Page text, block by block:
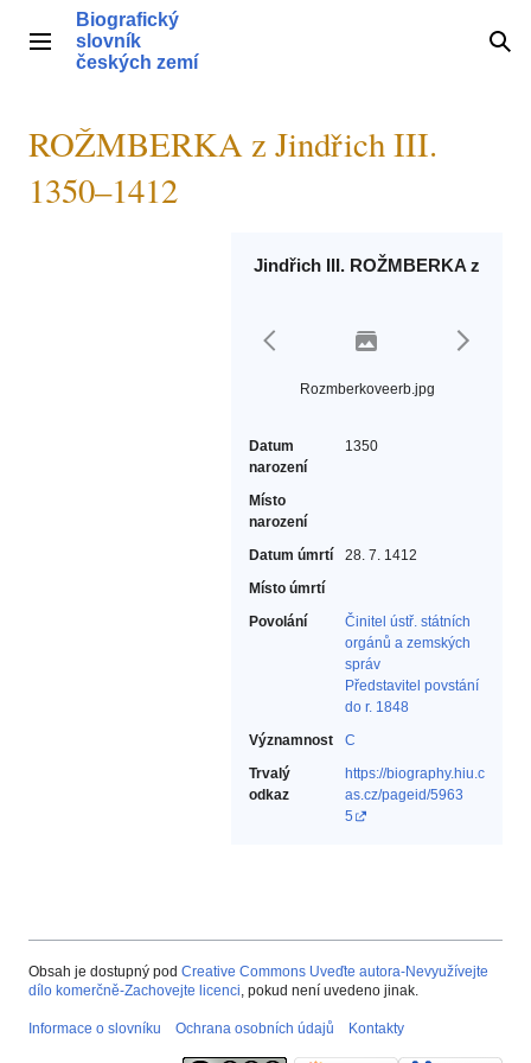
obsahHlavní menu
Biografický
slovník
českých zemí
ROŽMBERKA z Jindřich III.
1350–1412
Jindřich III. ROŽMBERKA z
Rozmberkoveerb.jpg
Datum
narození
1350
Místo
narození
Datum úmrtí
28. 7. 1412
Místo úmrtí
Povolání
Činitel ústř. státních
orgánů a zemských
správ‎
Představitel povstání
do r. 1848‎
Významnost
C
Trvalý
odkaz
https://biography.hiu.c
as.cz/pageid/5963
5
Obsah je dostupný pod Creative Commons Uveďte autora-Nevyužívejte
dílo komerčně-Zachovejte licenci, pokud není uvedeno jinak.
Informace o slovníku Ochrana osobních údajů Kontakty